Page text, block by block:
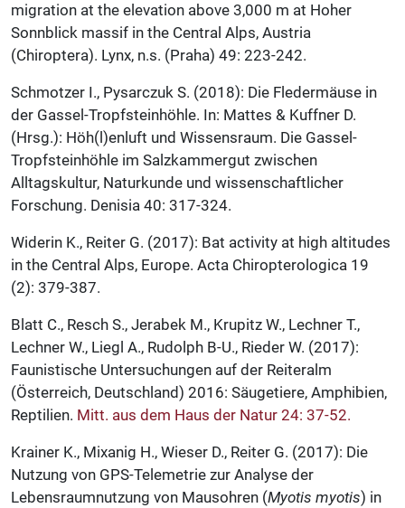
migration at the elevation above 3,000 m at Hoher
Sonnblick massif in the Central Alps, Austria
(Chiroptera). Lynx, n.s. (Praha) 49: 223-242.
Schmotzer I., Pysarczuk S. (2018): Die Fledermäuse in
der Gassel-Tropfsteinhöhle. In: Mattes & Kuffner D.
(Hrsg.): Höh(l)enluft und Wissensraum. Die Gassel-
Tropfsteinhöhle im Salzkammergut zwischen
Alltagskultur, Naturkunde und wissenschaftlicher
Forschung. Denisia 40: 317-324.
Widerin K., Reiter G. (2017): Bat activity at high altitudes
in the Central Alps, Europe. Acta Chiropterologica 19
(2): 379-387.
Blatt C., Resch S., Jerabek M., Krupitz W., Lechner T.,
Lechner W., Liegl A., Rudolph B-U., Rieder W. (2017):
Faunistische Untersuchungen auf der Reiteralm
(Österreich, Deutschland) 2016: Säugetiere, Amphibien,
Reptilien. Mitt. aus dem Haus der Natur 24: 37-52.
Krainer K., Mixanig H., Wieser D., Reiter G. (2017): Die
Nutzung von GPS-Telemetrie zur Analyse der
Lebensraumnutzung von Mausohren (Myotis myotis) in